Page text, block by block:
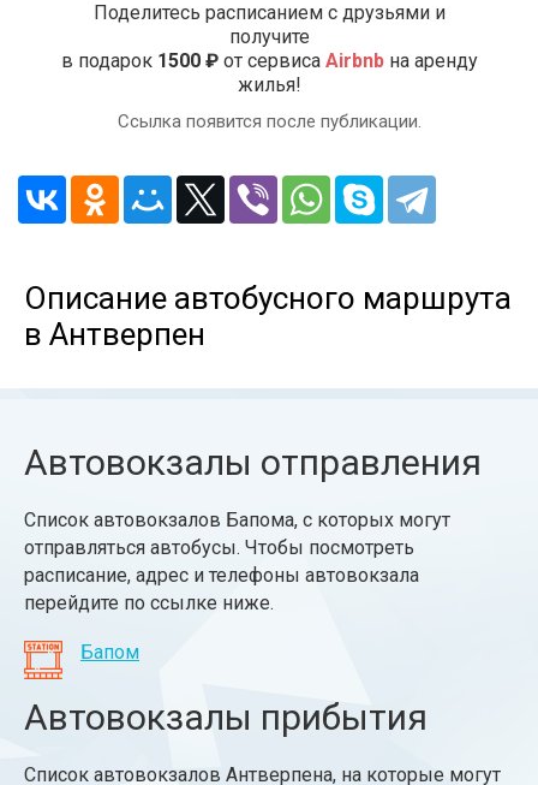
Поделитесь расписанием с друзьями и
получите
в подарок 1500 ₽от сервиса Airbnbна аренду
жилья!
Ссылка появится после публикации.
Описание автобусного маршрута
в Антверпен
Автовокзалы отправления
Список автовокзалов Бапома, с которых могут
отправляться автобусы. Чтобы посмотреть
расписание, адрес и телефоны автовокзала
перейдите по ссылке ниже.
Бапом
Автовокзалы прибытия
Список автовокзалов Антверпена, на которые могут